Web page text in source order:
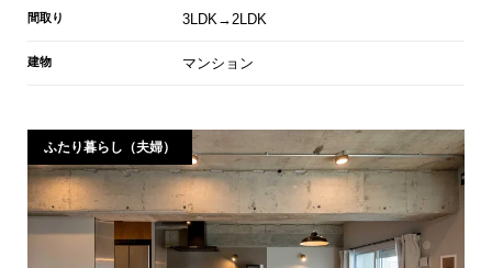
間取り 3LDK→2LDK
建物 マンション
ふたり暮らし（夫婦）